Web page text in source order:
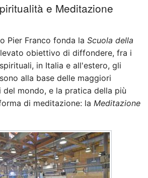
e Meditazione
Pier Franco fonda la Scuola della
obiettivo di diffondere, fra i
in Italia e all'estero, gli
alla base delle maggiori
mondo, e la pratica della più
di meditazione: la Meditazione